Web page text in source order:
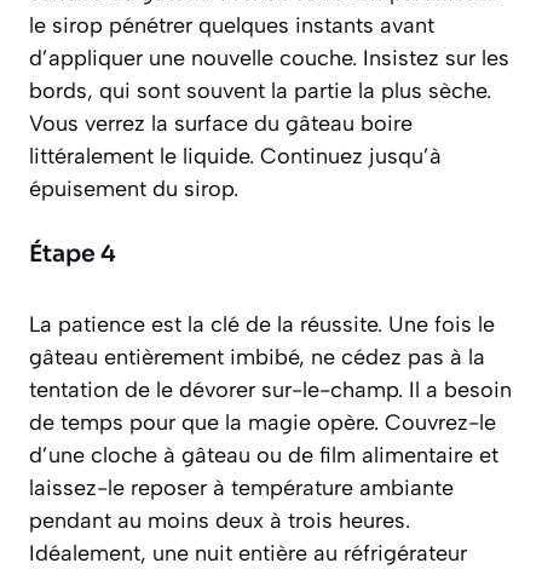
le sirop pénétrer quelques instants avant
d’appliquer une nouvelle couche. Insistez sur les
bords, qui sont souvent la partie la plus sèche.
Vous verrez la surface du gâteau boire
littéralement le liquide. Continuez jusqu’à
épuisement du sirop.
Étape 4
La patience est la clé de la réussite. Une fois le
gâteau entièrement imbibé, ne cédez pas à la
tentation de le dévorer sur-le-champ. Il a besoin
de temps pour que la magie opère. Couvrez-le
d’une cloche à gâteau ou de film alimentaire et
laissez-le reposer à température ambiante
pendant au moins deux à trois heures.
Idéalement, une nuit entière au réfrigérateur